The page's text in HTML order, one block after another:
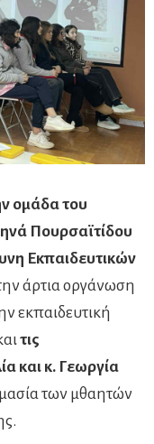
ομάδα του
Πουρσαϊτίδου
Εκπαιδευτικών
άρτια οργάνωση
εκπαιδευτική
τις
και κ. Γεωργία
των μθαητών